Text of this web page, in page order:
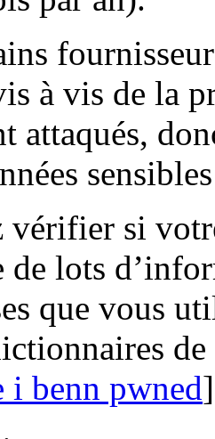
à vis de la
attaqués,
vérifier si
de lots
que vous
de
i benn pwned]